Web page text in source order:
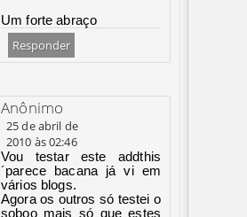
Um forte abraço
Responder
Anônimo
25 de abril de
2010 às 02:46
Vou testar este addthis
´parece bacana já vi em
vários blogs.
Agora os outros só testei o
soboo mais só que estes